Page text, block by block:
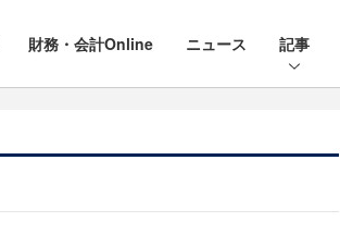
財務・会計Online ニュース 記事